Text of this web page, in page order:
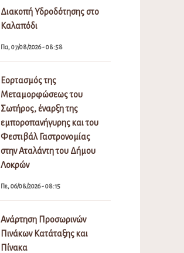
Διακοπή Υδροδότησης στο
Καλαπόδι
Πα, 07/08/2026 - 08:58
Εορτασμός της
Μεταμορφώσεως του
Σωτήρος, έναρξη της
εμποροπανήγυρης και του
Φεστιβάλ Γαστρονομίας
στην Αταλάντη του Δήμου
Λοκρών
Πε, 06/08/2026 - 08:15
Ανάρτηση Προσωρινών
Πινάκων Κατάταξης και
Πίνακα